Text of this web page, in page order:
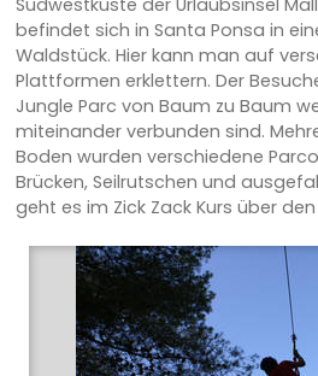
Südwestküste der Urlaubsinsel
befindet sich in Santa Ponsa in
Waldstück. Hier kann man auf
Plattformen erklettern. Der
Jungle Parc von Baum zu Baum
miteinander verbunden sind.
Boden wurden verschiedene
Brücken, Seilrutschen und
geht es im Zick Zack Kurs über